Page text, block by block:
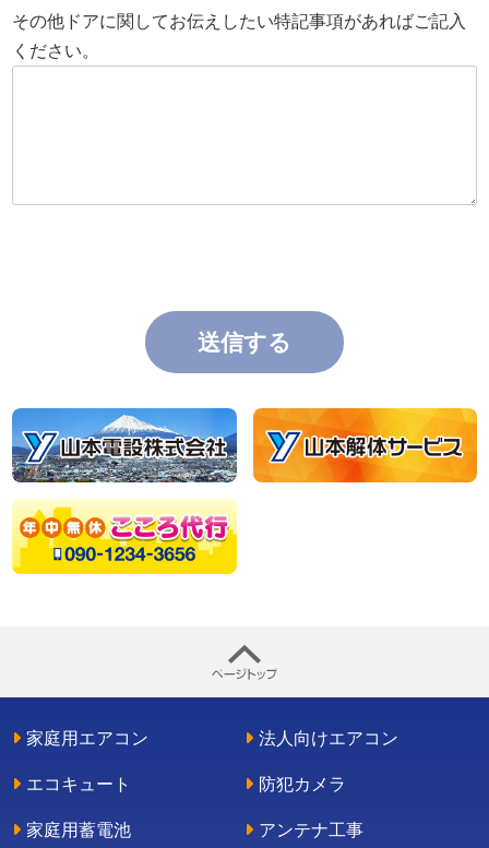
その他ドアに関してお伝えしたい特記事項があればご記入
ください。
家庭用エアコン 法人向けエアコン
エコキュート 防犯カメラ
家庭用蓄電池 アンテナ工事